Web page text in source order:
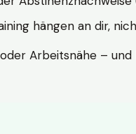
hängen an dir,
Arbeitsnähe –